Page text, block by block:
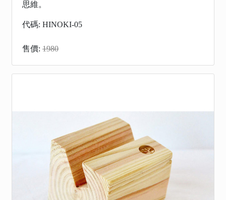
思維。
代碼: HINOKI-05
售價: 1980